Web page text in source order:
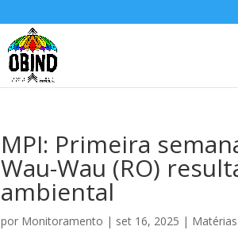
MPI: Primeira
Wau-Wau (RO)
ambiental
por Monitoramento | set 16, 2025 | Matérias